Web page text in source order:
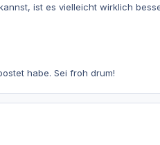
ist es vielleicht wirklich
habe. Sei froh drum!